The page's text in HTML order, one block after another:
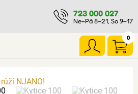
723 000 027
Ne–Pá 8–21, So 9–17
0